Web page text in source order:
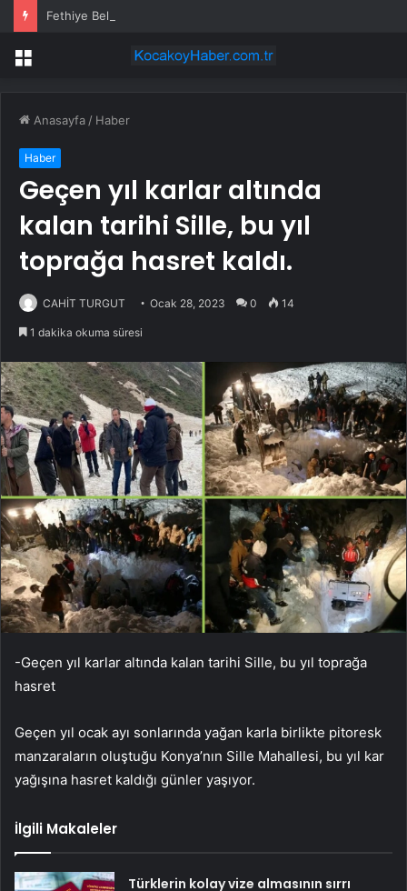
Fethiye Belediye Başkanı Saldırıya Uğradı
Menü
Anasayfa / Haber
Haber
Geçen yıl karlar altında
kalan tarihi Sille, bu yıl
toprağa hasret kaldı.
CAHİT TURGUT Ocak 28, 2023 0 14
1 dakika okuma süresi
-Geçen yıl karlar altında kalan tarihi Sille, bu yıl toprağa
hasret
Geçen yıl ocak ayı sonlarında yağan karla birlikte pitoresk
manzaraların oluştuğu Konya’nın Sille Mahallesi, bu yıl kar
yağışına hasret kaldığı günler yaşıyor.
İlgili Makaleler
Türklerin kolay vize almasının sırrı